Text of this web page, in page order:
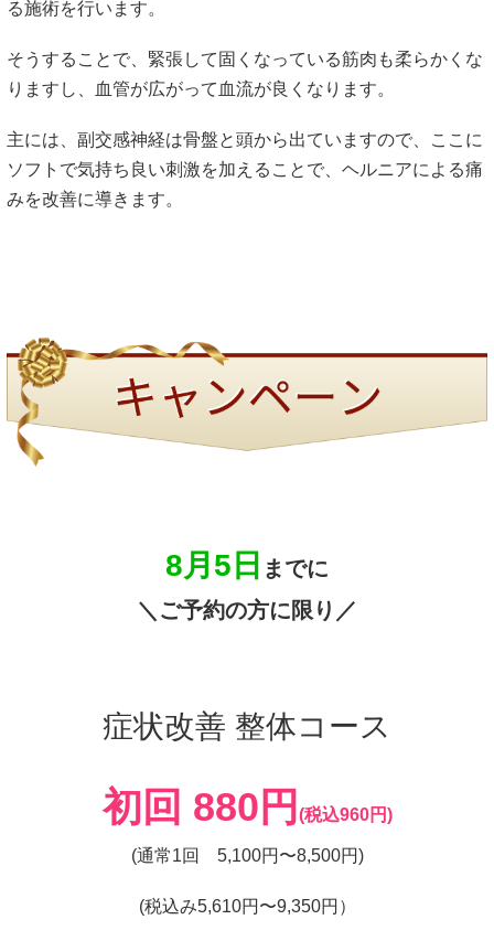
る施術を行います。
そうすることで、緊張して固くなっている筋肉も柔らかくな
りますし、血管が広がって血流が良くなります。
主には、副交感神経は骨盤と頭から出ていますので、ここに
ソフトで気持ち良い刺激を加えることで、ヘルニアによる痛
みを改善に導きます。
8月5日 までに
＼ご予約の方に限り／
症状改善 整体コース
初回 880円 (税込960円)
(通常1回 5,100円〜8,500円)
(税込み5,610円〜9,350円）